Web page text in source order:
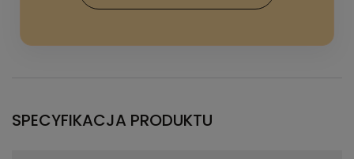
SPECYFIKACJA PRODUKTU